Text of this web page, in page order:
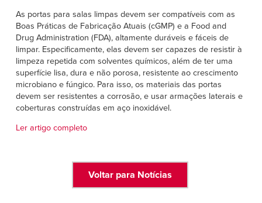
Italiano
Dutch
ASIA PACIFIC
MIDDLE EAST/AFRICA
AJUDA
CARREIRAS
ENCONTRAR UM REPRESENTANTE
As portas para salas limpas devem ser compatíveis com as
Boas Práticas de Fabricação Atuais (cGMP) e a Food and
Drug Administration (FDA), altamente duráveis e fáceis de
limpar. Especificamente, elas devem ser capazes de resistir à
limpeza repetida com solventes químicos, além de ter uma
superfície lisa, dura e não porosa, resistente ao crescimento
microbiano e fúngico. Para isso, os materiais das portas
devem ser resistentes a corrosão, e usar armações laterais e
coberturas construídas em aço inoxidável.
Ler artigo completo
Voltar para Notícias